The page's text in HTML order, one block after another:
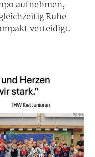
aufnehmen,
Ruhe
verteidigt.